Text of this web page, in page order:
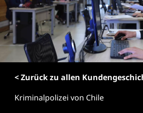
s
p
r
< Zurück zu allen
Kriminalpolizei von Chile